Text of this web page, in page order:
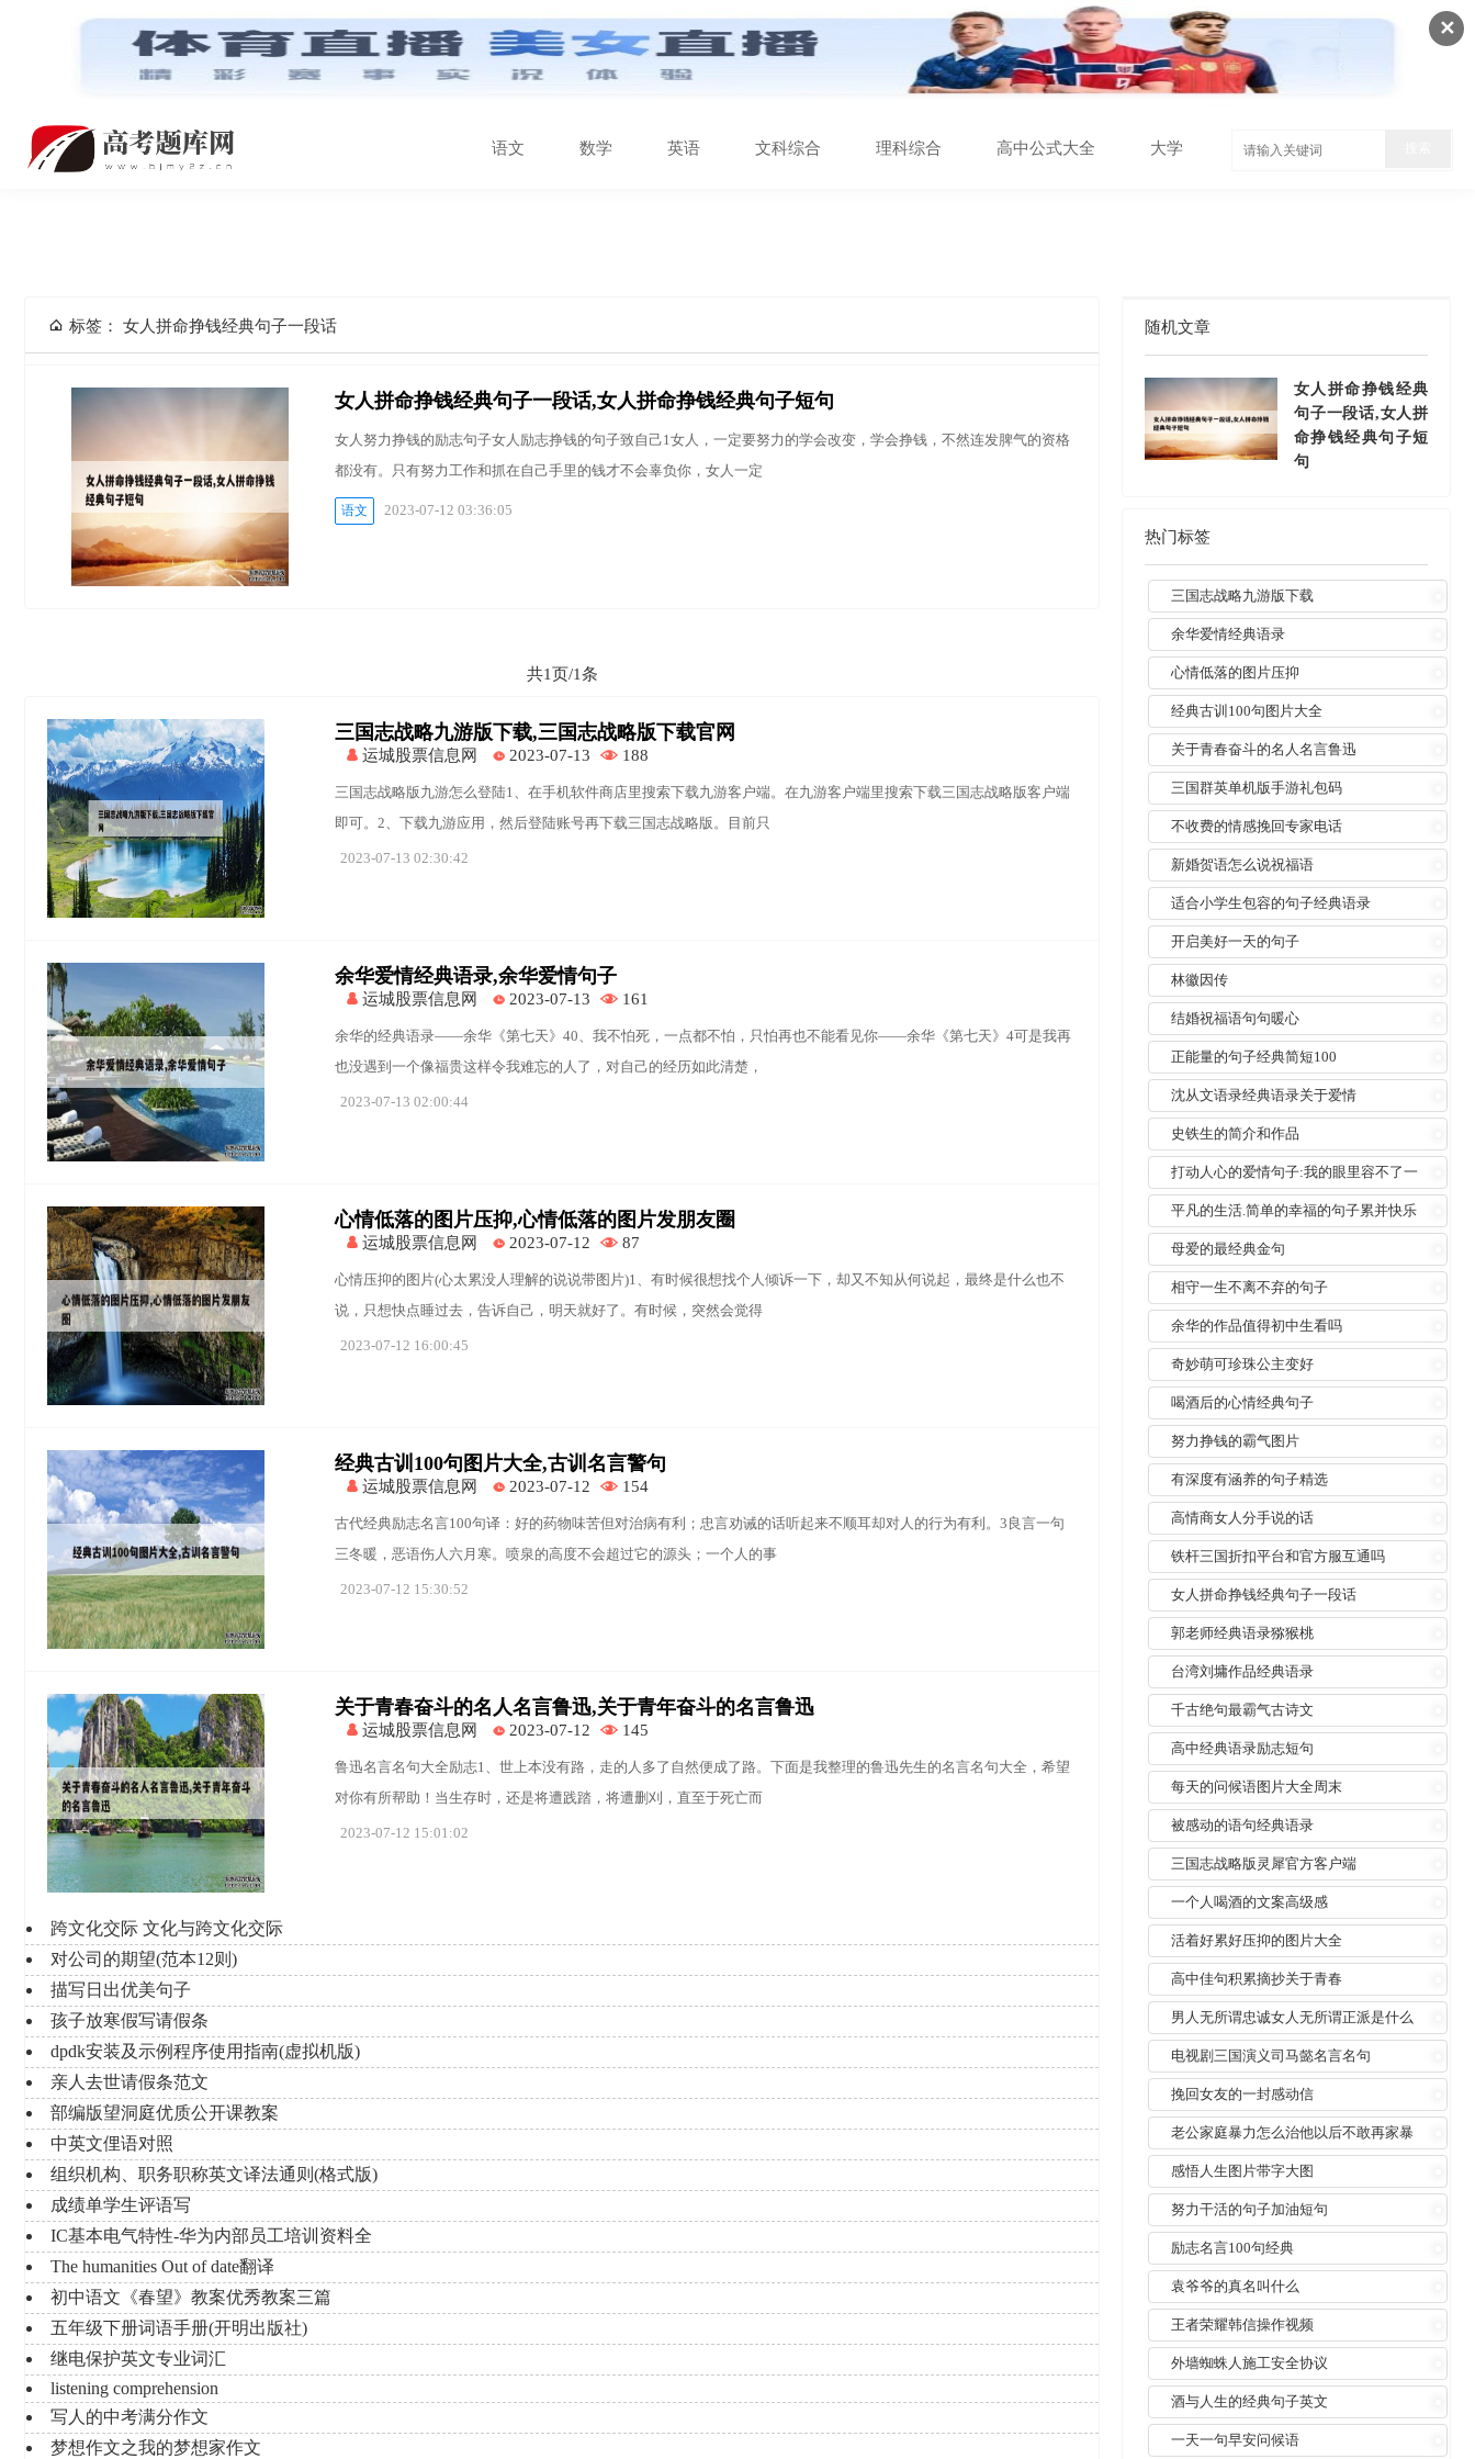
✕
语文 数学 英语 文科综合 理科综合 高中公式大全 大学
标签： 女人拼命挣钱经典句子一段话
女人拼命挣钱经典句子一段话,女人拼命挣钱经典句子短句
女人努力挣钱的励志句子女人励志挣钱的句子致自己1女人，一定要努力的学会改变，学会挣钱，不然连发脾气的资格
都没有。只有努力工作和抓在自己手里的钱才不会辜负你，女人一定
语文 2023-07-12 03:36:05
共1页/1条
三国志战略九游版下载,三国志战略版下载官网
运城股票信息网 2023-07-13 188
三国志战略版九游怎么登陆1、在手机软件商店里搜索下载九游客户端。在九游客户端里搜索下载三国志战略版客户端
即可。2、下载九游应用，然后登陆账号再下载三国志战略版。目前只
2023-07-13 02:30:42
余华爱情经典语录,余华爱情句子
运城股票信息网 2023-07-13 161
余华的经典语录——余华《第七天》40、我不怕死，一点都不怕，只怕再也不能看见你——余华《第七天》4可是我再
也没遇到一个像福贵这样令我难忘的人了，对自己的经历如此清楚，
2023-07-13 02:00:44
心情低落的图片压抑,心情低落的图片发朋友圈
运城股票信息网 2023-07-12 87
心情压抑的图片(心太累没人理解的说说带图片)1、有时候很想找个人倾诉一下，却又不知从何说起，最终是什么也不
说，只想快点睡过去，告诉自己，明天就好了。有时候，突然会觉得
2023-07-12 16:00:45
经典古训100句图片大全,古训名言警句
运城股票信息网 2023-07-12 154
古代经典励志名言100句译：好的药物味苦但对治病有利；忠言劝诫的话听起来不顺耳却对人的行为有利。3良言一句
三冬暖，恶语伤人六月寒。喷泉的高度不会超过它的源头；一个人的事
2023-07-12 15:30:52
关于青春奋斗的名人名言鲁迅,关于青年奋斗的名言鲁迅
运城股票信息网 2023-07-12 145
鲁迅名言名句大全励志1、世上本没有路，走的人多了自然便成了路。下面是我整理的鲁迅先生的名言名句大全，希望
对你有所帮助！当生存时，还是将遭践踏，将遭删刈，直至于死亡而
2023-07-12 15:01:02
跨文化交际 文化与跨文化交际
对公司的期望(范本12则)
描写日出优美句子
孩子放寒假写请假条
dpdk安装及示例程序使用指南(虚拟机版)
亲人去世请假条范文
部编版望洞庭优质公开课教案
中英文俚语对照
组织机构、职务职称英文译法通则(格式版)
成绩单学生评语写
IC基本电气特性-华为内部员工培训资料全
The humanities Out of date翻译
初中语文《春望》教案优秀教案三篇
五年级下册词语手册(开明出版社)
继电保护英文专业词汇
listening comprehension
写人的中考满分作文
梦想作文之我的梦想家作文
随机文章
女人拼命挣钱经典
句子一段话,女人拼
命挣钱经典句子短
句
热门标签
三国志战略九游版下载
余华爱情经典语录
心情低落的图片压抑
经典古训100句图片大全
关于青春奋斗的名人名言鲁迅
三国群英单机版手游礼包码
不收费的情感挽回专家电话
新婚贺语怎么说祝福语
适合小学生包容的句子经典语录
开启美好一天的句子
林徽因传
结婚祝福语句句暖心
正能量的句子经典简短100
沈从文语录经典语录关于爱情
史铁生的简介和作品
打动人心的爱情句子:我的眼里容不了一
粒沙
平凡的生活.简单的幸福的句子累并快乐
着
母爱的最经典金句
相守一生不离不弃的句子
余华的作品值得初中生看吗
奇妙萌可珍珠公主变好
喝酒后的心情经典句子
努力挣钱的霸气图片
有深度有涵养的句子精选
高情商女人分手说的话
铁杆三国折扣平台和官方服互通吗
女人拼命挣钱经典句子一段话
郭老师经典语录猕猴桃
台湾刘墉作品经典语录
千古绝句最霸气古诗文
高中经典语录励志短句
每天的问候语图片大全周末
被感动的语句经典语录
三国志战略版灵犀官方客户端
一个人喝酒的文案高级感
活着好累好压抑的图片大全
高中佳句积累摘抄关于青春
男人无所谓忠诚女人无所谓正派是什么
意思
电视剧三国演义司马懿名言名句
挽回女友的一封感动信
老公家庭暴力怎么治他以后不敢再家暴
感悟人生图片带字大图
努力干活的句子加油短句
励志名言100句经典
袁爷爷的真名叫什么
王者荣耀韩信操作视频
外墙蜘蛛人施工安全协议
酒与人生的经典句子英文
一天一句早安问候语